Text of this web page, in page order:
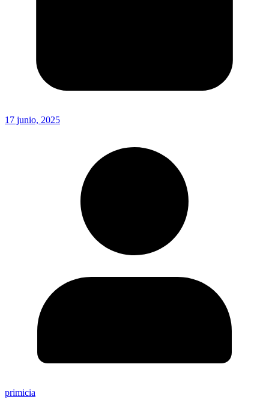
17 junio, 2025
primicia